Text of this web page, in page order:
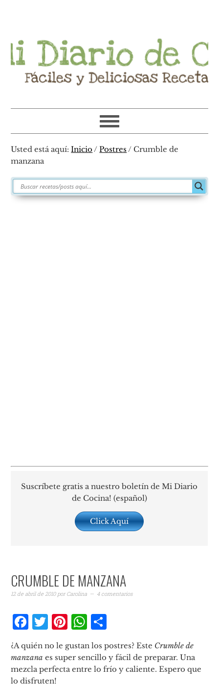
principal
principal
barra
lateral
primaria
de
página
Usted está aquí:Inicio / Postres / Crumble de
manzana
Suscríbete gratis a nuestro boletín de Mi Diario
de Cocina! (español)
Click Aquí
CRUMBLE DE MANZANA
12 de abril de 2010porCarolina 4 comentarios
Facebook
Twitter
Pinterest
WhatsApp
¿A quién no le gustan los postres? Este Crumble de
manzana es super sencillo y fácil de preparar. Una
mezcla perfecta entre lo frío y caliente. Espero que
lo disfruten!